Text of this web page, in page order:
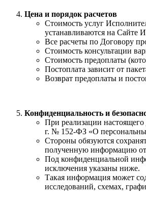
Цена и порядок расчетов
Стоимость услуг
устанавливаются на Сайте
Все расчеты по Договору
Стоимость консультации
Стоимость предоплаты
Постоплата зависит от
Возврат предоплаты и
Конфиденциальность и
При реализации
г. № 152-ФЗ «О
Стороны обязуются
полученную информацию от
Под конфиденциальной
исключения указаны ниже.
Такая информация может
исследований, схемах,